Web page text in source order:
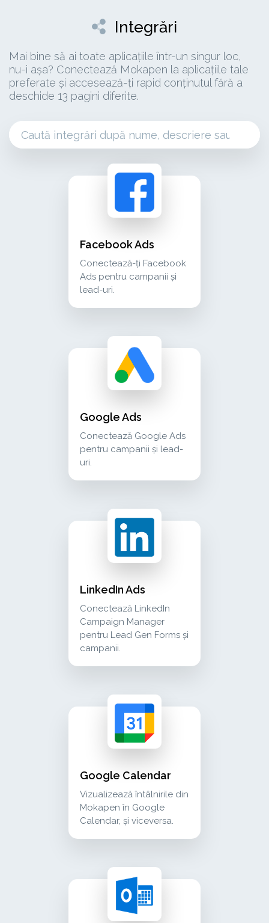
Integrări
Mai bine să ai toate aplicațiile într-un singur loc,
nu-i așa? Conectează Mokapen la aplicațiile tale
preferate și accesează-ți rapid conținutul fără a
deschide 13 pagini diferite.
facebook ads conectează-ți facebook ads
advertising
Facebook Ads
Conectează-ți Facebook
Ads pentru campanii și
lead-uri.
google ads conectează google ads pentru
advertising
Google Ads
Conectează Google Ads
pentru campanii și lead-
uri.
linkedin ads conectează linkedin campaign
advertising
LinkedIn Ads
Conectează LinkedIn
Campaign Manager
pentru Lead Gen Forms și
campanii.
google calendar vizualizează întâlnirile din
calendar
Google Calendar
Vizualizează întâlnirile din
Mokapen în Google
Calendar, și viceversa.
microsoft outlook calendar vizualizează
calendar